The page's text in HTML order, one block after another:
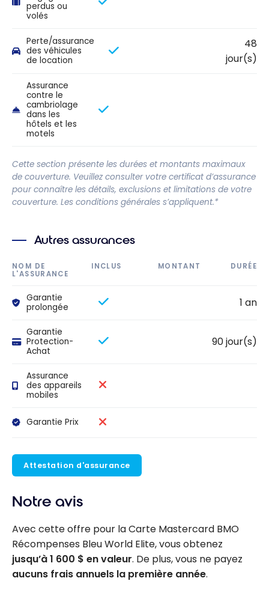
perdus ou
volés
Perte/assurance
des véhicules
de location
48
jour(s)
Assurance
contre le
cambriolage
dans les
hôtels et les
motels
Cette section présente les durées et montants maximaux
de couverture. Veuillez consulter votre certificat d’assurance
pour connaître les détails, exclusions et limitations de votre
couverture. Les conditions générales s’appliquent.*
Autres assurances
NOM DE
L'ASSURANCE
INCLUS MONTANT DURÉE
Garantie
prolongée
1 an
Garantie
Protection-
Achat
90 jour(s)
Assurance
des appareils
mobiles
Garantie Prix
Attestation d'assurance
Notre avis
Avec cette offre pour la Carte Mastercard BMO
Récompenses Bleu World Elite, vous obtenez
jusqu’à 1 600 $ en valeur. De plus, vous ne payez
aucuns frais annuels la première année.